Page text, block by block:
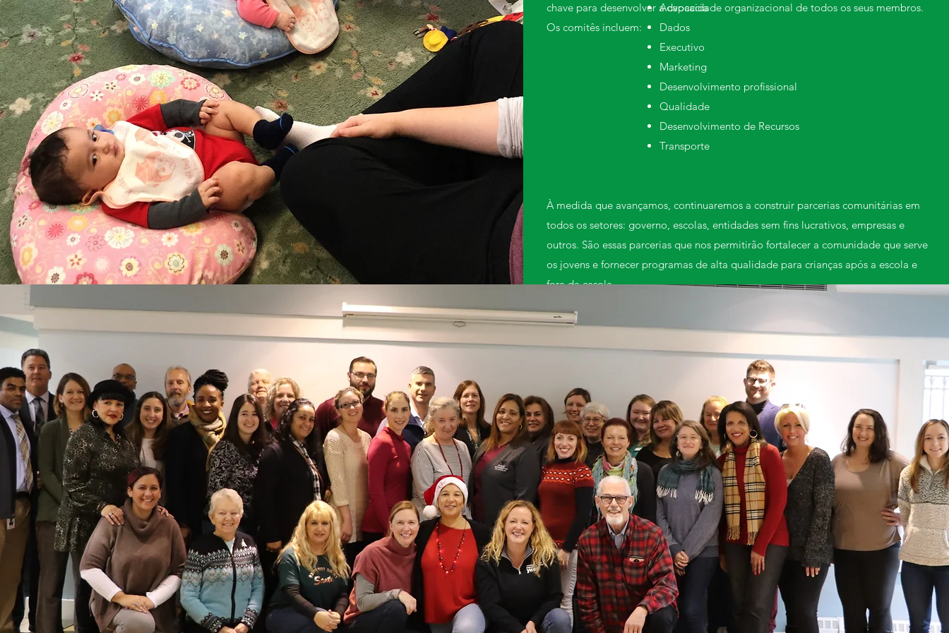
chave para desenvolver a capacidade organizacional de todos os seus membros.
Os comitês incluem:
À medida que avançamos, continuaremos a construir parcerias comunitárias em
todos os setores: governo, escolas, entidades sem fins lucrativos, empresas e
outros. São essas parcerias que nos permitirão fortalecer a comunidade que serve
os jovens e fornecer programas de alta qualidade para crianças após a escola e
fora da escola.
questões com o objetivo de maximizar os recursos de nossas organizações
membros, ao mesmo tempo em que criam um ambiente para programas de
Advocacia
Dados
Executivo
Marketing
Desenvolvimento profissional
Qualidade
Desenvolvimento de Recursos
Transporte